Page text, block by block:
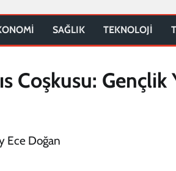
SAĞLIK TEKNOLOJİ
Coşkusu:
Ece Doğan